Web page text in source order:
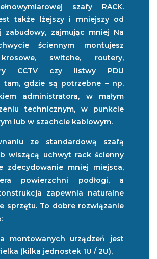
szafy RACK.
także lżejszy i mniejszy od
zabudowy, zajmując mniej Na
ściennym montujesz
switche, routery,
CCTV czy listwy PDU
tam, gdzie są potrzebne – np.
administratora, w małym
technicznym, w punkcie
lub w szachcie kablowym.
ze standardową szafą
wiszącą uchwyt rack ścienny
zdecydowanie mniej miejsca,
powierzchni podłogi, a
zapewnia naturalne
sprzętu. To dobre rozwiązanie
montowanych urządzeń jest
(kilka jednostek 1U / 2U),